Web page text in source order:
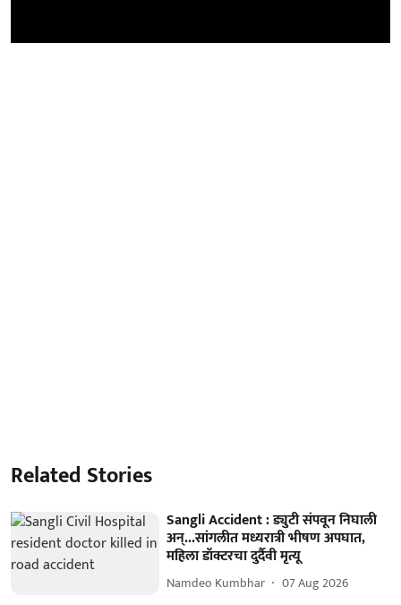
Related Stories
Sangli Accident : ड्युटी संपवून निघाली
अन्...सांगलीत मध्यरात्री भीषण अपघात,
महिला डॉक्टरचा दुर्दैवी मृत्यू
Namdeo Kumbhar 07 Aug 2026